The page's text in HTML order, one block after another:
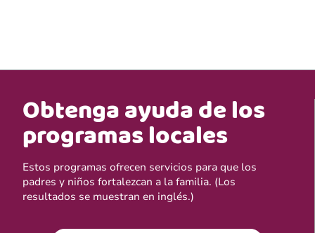
Obtenga ayuda de los
programas locales
Estos programas ofrecen servicios para que los
padres y niños fortalezcan a la familia. (Los
resultados se muestran en inglés.)